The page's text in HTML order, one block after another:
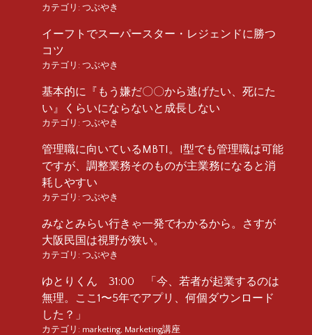
カテゴリ: つぶやき
イーフトでスーパースター・レジェンドに勝つ
コツ
カテゴリ: つぶやき
基本的に『もう嫌だ〇〇から逃げたい、死にた
い』くらいにならないと成長しない
カテゴリ: つぶやき
管理職に向いているMBTI。I型でも管理職は可能
ですが、調整業務そのものが主業務になると消
耗しやすい
カテゴリ: つぶやき
みなとみらい行きゃ一発でわかるから。さすが
大阪民国は視野が狭い。
カテゴリ: つぶやき
ゆとりくん 31:00 「今、若者が起業するのは
無理。ここ1〜5年でアプリ、何個ダウンロード
した？」
カテゴリ: marketing Marketing講座